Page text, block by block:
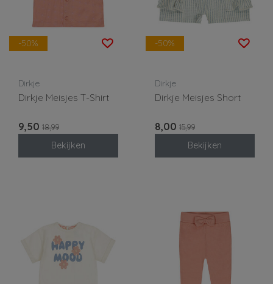
-50%
Dirkje
Dirkje Meisjes T-Shirt
9,50 18,99
Bekijken
-50%
Dirkje
Dirkje Meisjes Short
8,00 15,99
Bekijken